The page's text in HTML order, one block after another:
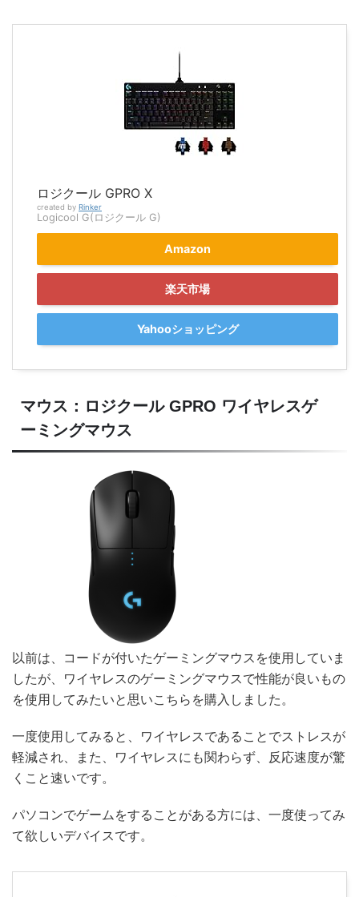
ロジクール GPRO X
created by Rinker
Logicool G(ロジクール G)
Amazon
楽天市場
Yahooショッピング
マウス：ロジクール GPRO ワイヤレスゲ
ーミングマウス
以前は、コードが付いたゲーミングマウスを使用していま
したが、ワイヤレスのゲーミングマウスで性能が良いもの
を使用してみたいと思いこちらを購入しました。
一度使用してみると、ワイヤレスであることでストレスが
軽減され、また、ワイヤレスにも関わらず、反応速度が驚
くこと速いです。
パソコンでゲームをすることがある方には、一度使ってみ
て欲しいデバイスです。